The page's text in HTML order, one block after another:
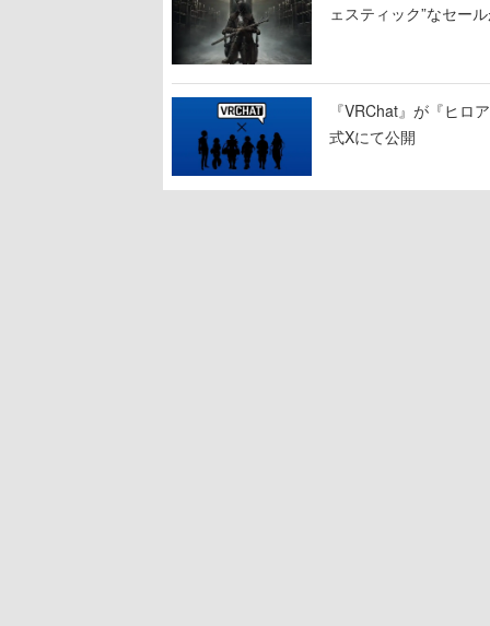
ェスティック”なセー
『VRChat』が『ヒロ
式Xにて公開